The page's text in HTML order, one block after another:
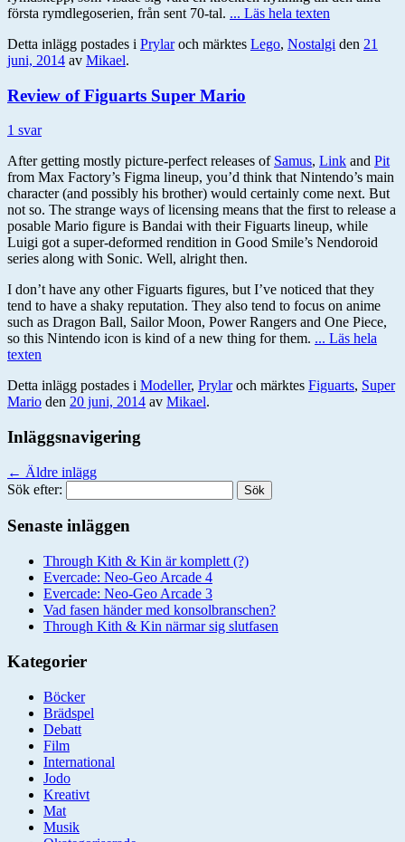
första rymdlegoserien, från sent 70-tal. ... Läs hela texten
Detta inlägg postades i Prylaroch märktes Lego, Nostalgi den 21
juni, 2014 av Mikael.
Review of Figuarts Super Mario
1 svar
After getting mostly picture-perfect releases of Samus, Link and Pit
from Max Factory’s Figma lineup, you’d think that Nintendo’s main
character (and possibly his brother) would certainly come next. But
not so. The strange ways of licensing means that the first to release a
posable Mario figure is Bandai with their Figuarts lineup, while
Luigi got a super-deformed rendition in Good Smile’s Nendoroid
series along with Sonic. Well, alright then.
I don’t have any other Figuarts figures, but I’ve noticed that they
tend to have a shaky reputation. They also tend to focus on anime
such as Dragon Ball, Sailor Moon, Power Rangers and One Piece,
so this Nintendo icon is kind of a new thing for them. ... Läs hela
texten
Detta inlägg postades i Modeller, Prylaroch märktes Figuarts, Super
Mario den 20 juni, 2014 av Mikael.
Inläggsnavigering
← Äldre inlägg
Sök efter:
Senaste inläggen
Through Kith & Kin är komplett (?)
Evercade: Neo-Geo Arcade 4
Evercade: Neo-Geo Arcade 3
Vad fasen händer med konsolbranschen?
Through Kith & Kin närmar sig slutfasen
Kategorier
Böcker
Brädspel
Debatt
Film
International
Jodo
Kreativt
Mat
Musik